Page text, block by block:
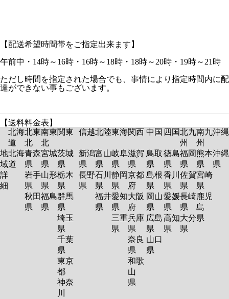
【配送希望時間帯をご指定出来ます】
午前中・14時～16時・16時～18時・18時～20時・19時～21時
ただし時間を指定された場合でも、事情により指定時間内に配
達ができない事もございます。
【送料料金表】
北海
道
北東
北
南東
北
関東 信越北陸東海関西 中国 四国北九
州
南九
州
沖縄
地
域
詳
細
北海
道
青森
県
岩手
県
秋田
県
宮城
県
山形
県
福島
県
茨城
県
栃木
県
群馬
県
埼玉
県
千葉
県
東京
都
神奈
川
新潟
県
長野
県
富山
県
石川
県
福井
県
岐阜
県
静岡
県
愛知
県
三重
県
滋賀
県
京都
府
大阪
府
兵庫
県
奈良
県
和歌
山
県
鳥取
県
島根
県
岡山
県
広島
県
山口
県
徳島
県
香川
県
愛媛
県
高知
県
福岡
県
佐賀
県
長崎
県
大分
県
熊本
県
宮崎
県
鹿児
島
県
沖縄
県